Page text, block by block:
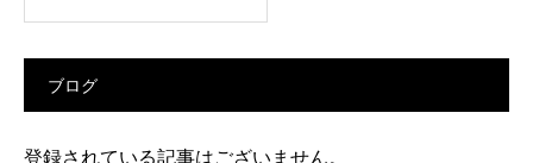
ブログ
登録されている記事はございません。